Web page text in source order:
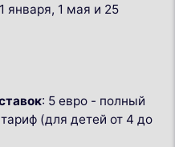
января, 1 мая и 25
: 5 евро - полный
(для детей от 4 до